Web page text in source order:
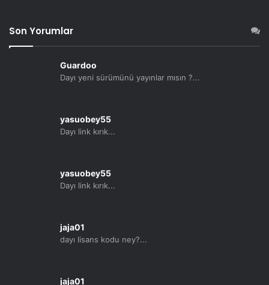
Son Yorumlar
Guardoo
Dayı yeni sürümünü yayınlar mısın ?...
yasuobey55
Dayı link kırık...
yasuobey55
Dayı link kırık...
jaja01
dayı lisans kodu ney?...
jaja01